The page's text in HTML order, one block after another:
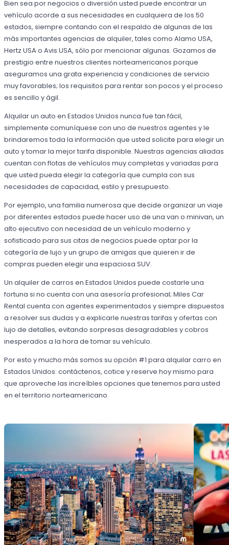
Bien sea por negocios o diversión usted puede encontrar un
vehículo acorde a sus necesidades en cualquiera de los 50
estados, siempre contando con el respaldo de algunas de las
más importantes agencias de alquiler, tales como Alamo USA,
Hertz USA o Avis USA, sólo por mencionar algunas. Gozamos de
prestigio entre nuestros clientes norteamericanos porque
aseguramos una grata experiencia y condiciones de servicio
muy favorables; los requisitos para rentar son pocos y el proceso
es sencillo y ágil.
Alquilar un auto en Estados Unidos nunca fue tan fácil,
simplemente comuníquese con uno de nuestros agentes y le
brindaremos toda la información que usted solicite para elegir un
auto y tomar la mejor tarifa disponible. Nuestras agencias aliadas
cuentan con flotas de vehículos muy completas y variadas para
que usted pueda elegir la categoría que cumpla con sus
necesidades de capacidad, estilo y presupuesto.
Por ejemplo, una familia numerosa que decide organizar un viaje
por diferentes estados puede hacer uso de una van o minivan, un
alto ejecutivo con necesidad de un vehículo moderno y
sofisticado para sus citas de negocios puede optar por la
categoría de lujo y un grupo de amigas que quieren ir de
compras pueden elegir una espaciosa SUV.
Un alquiler de carros en Estados Unidos puede costarle una
fortuna si no cuenta con una asesoría profesional; Miles Car
Rental cuenta con agentes experimentados y siempre dispuestos
a resolver sus dudas y a explicarle nuestras tarifas y ofertas con
lujo de detalles, evitando sorpresas desagradables y cobros
inesperados a la hora de tomar su vehículo.
Por esto y mucho más somos su opción #1 para alquilar carro en
Estados Unidos: contáctenos, cotice y reserve hoy mismo para
que aproveche las increíbles opciones que tenemos para usted
en el territorio norteamericano.